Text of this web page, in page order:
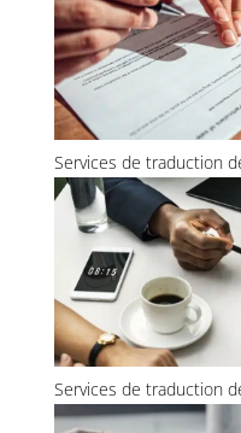
Services de traduction
Services de traduction